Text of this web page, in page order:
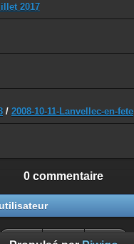
2017
/ 2008-10-11-Lanvellec-en-fete
0 commentaire